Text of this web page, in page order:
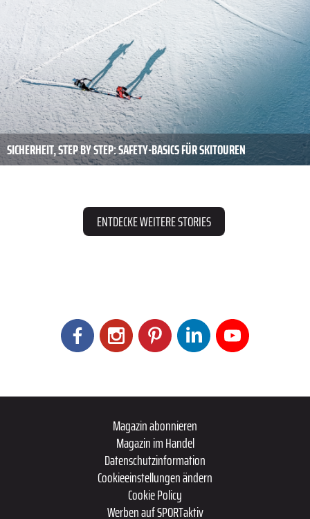
SICHERHEIT, STEP BY STEP: SAFETY-BASICS FÜR SKITOUREN
ENTDECKE WEITERE STORIES
Magazin abonnieren
Magazin im Handel
Datenschutzinformation
Cookieeinstellungen ändern
Cookie Policy
Werben auf SPORTaktiv